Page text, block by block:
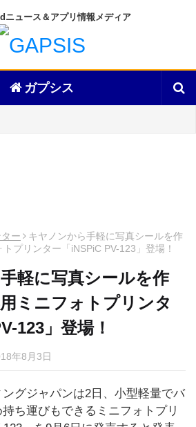
ニュース＆アプリ情報メディア
ガプシス
ー
キヤノンから手軽に写真シールを作
プリンター「iNSPiC PV-123」登場！
軽に写真シールを作
ミニフォトプリンタ
123」登場！
年8月3日
グジャパンは2日、小型軽量でバ
ち運びもできるミニフォトプリ